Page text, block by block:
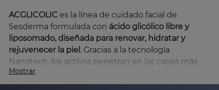
ACGLICOLIC es la línea de cuidado facial de
Sesderma formulada con ácido glicólico libre y
liposomado, diseñada para renovar, hidratar y
rejuvenecer la piel . Gracias a la tecnología
Nanotech, los activos penetran en las capas más
profundas de la epidermis, asegurando una eficacia
máxima con alta tolerancia.
Mostrar